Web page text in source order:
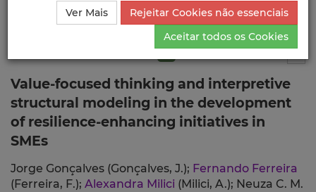
Ciência_Iscte Publicações
Descrição Detalhada da
Publicação
Value-focused thinking and interpretive
structural modeling in the development
of resilience-enhancing initiatives in
SMEs
Jorge Gonçalves (Gonçalves, J.); Fernando Ferreira
(Ferreira, F.); Alexandra Milici (Milici, A.); Neuza C. M.
Ver Mais
Rejeitar Cookies não essenciais
Aceitar todos os Cookies